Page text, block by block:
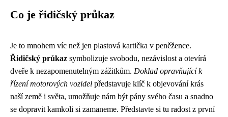
Co je řidičský průkaz
Je to mnohem víc než jen plastová kartička v peněžence.
Řidičský průkaz symbolizuje svobodu, nezávislost a otevírá
dveře k nezapomenutelným zážitkům. Doklad opravňující k
řízení motorových vozidel představuje klíč k objevování krás
naší země i světa, umožňuje nám být pány svého času a snadno
se dopravit kamkoli si zamaneme. Představte si tu radost z první